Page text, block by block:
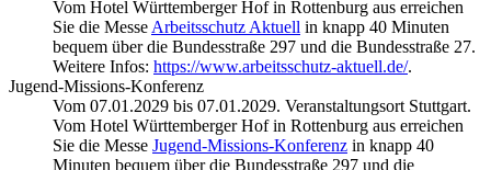
Vom Hotel Württemberger Hof in Rottenburg aus erreichen
Sie die Messe Arbeitsschutz Aktuell in knapp 40 Minuten
bequem über die Bundesstraße 297 und die Bundesstraße 27.
Weitere Infos: https://www.arbeitsschutz-aktuell.de/.
Jugend-Missions-Konferenz
Vom 07.01.2029 bis 07.01.2029. Veranstaltungsort Stuttgart.
Vom Hotel Württemberger Hof in Rottenburg aus erreichen
Sie die Messe Jugend-Missions-Konferenz in knapp 40
Minuten bequem über die Bundesstraße 297 und die